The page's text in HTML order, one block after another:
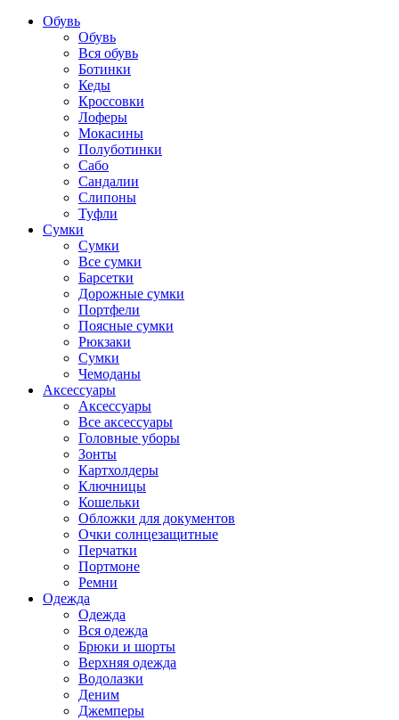
Обувь
Обувь
Вся обувь
Ботинки
Кеды
Кроссовки
Лоферы
Мокасины
Полуботинки
Сабо
Сандалии
Слипоны
Туфли
Сумки
Сумки
Все сумки
Барсетки
Дорожные сумки
Портфели
Поясные сумки
Рюкзаки
Сумки
Чемоданы
Аксессуары
Аксессуары
Все аксессуары
Головные уборы
Зонты
Картхолдеры
Ключницы
Кошельки
Обложки для документов
Очки солнцезащитные
Перчатки
Портмоне
Ремни
Одежда
Одежда
Вся одежда
Брюки и шорты
Верхняя одежда
Водолазки
Деним
Джемперы